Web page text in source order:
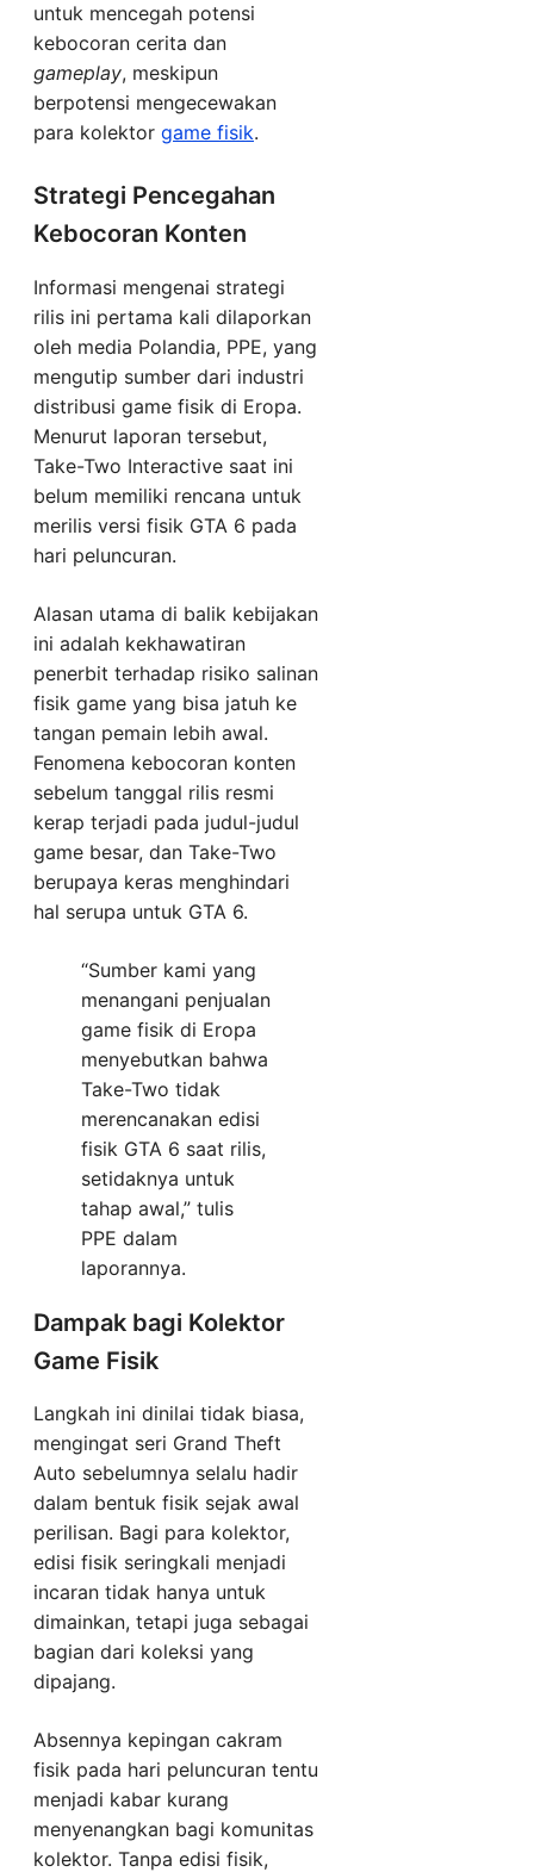
untuk mencegah potensi
kebocoran cerita dan
gameplay, meskipun
berpotensi mengecewakan
para kolektor game fisik.
Strategi Pencegahan
Kebocoran Konten
Informasi mengenai strategi
rilis ini pertama kali dilaporkan
oleh media Polandia, PPE, yang
mengutip sumber dari industri
distribusi game fisik di Eropa.
Menurut laporan tersebut,
Take-Two Interactive saat ini
belum memiliki rencana untuk
merilis versi fisik GTA 6 pada
hari peluncuran.
Alasan utama di balik kebijakan
ini adalah kekhawatiran
penerbit terhadap risiko salinan
fisik game yang bisa jatuh ke
tangan pemain lebih awal.
Fenomena kebocoran konten
sebelum tanggal rilis resmi
kerap terjadi pada judul-judul
game besar, dan Take-Two
berupaya keras menghindari
hal serupa untuk GTA 6.
“Sumber kami yang
menangani penjualan
game fisik di Eropa
menyebutkan bahwa
Take-Two tidak
merencanakan edisi
fisik GTA 6 saat rilis,
setidaknya untuk
tahap awal,” tulis
PPE dalam
laporannya.
Dampak bagi Kolektor
Game Fisik
Langkah ini dinilai tidak biasa,
mengingat seri Grand Theft
Auto sebelumnya selalu hadir
dalam bentuk fisik sejak awal
perilisan. Bagi para kolektor,
edisi fisik seringkali menjadi
incaran tidak hanya untuk
dimainkan, tetapi juga sebagai
bagian dari koleksi yang
dipajang.
Absennya kepingan cakram
fisik pada hari peluncuran tentu
menjadi kabar kurang
menyenangkan bagi komunitas
kolektor. Tanpa edisi fisik,